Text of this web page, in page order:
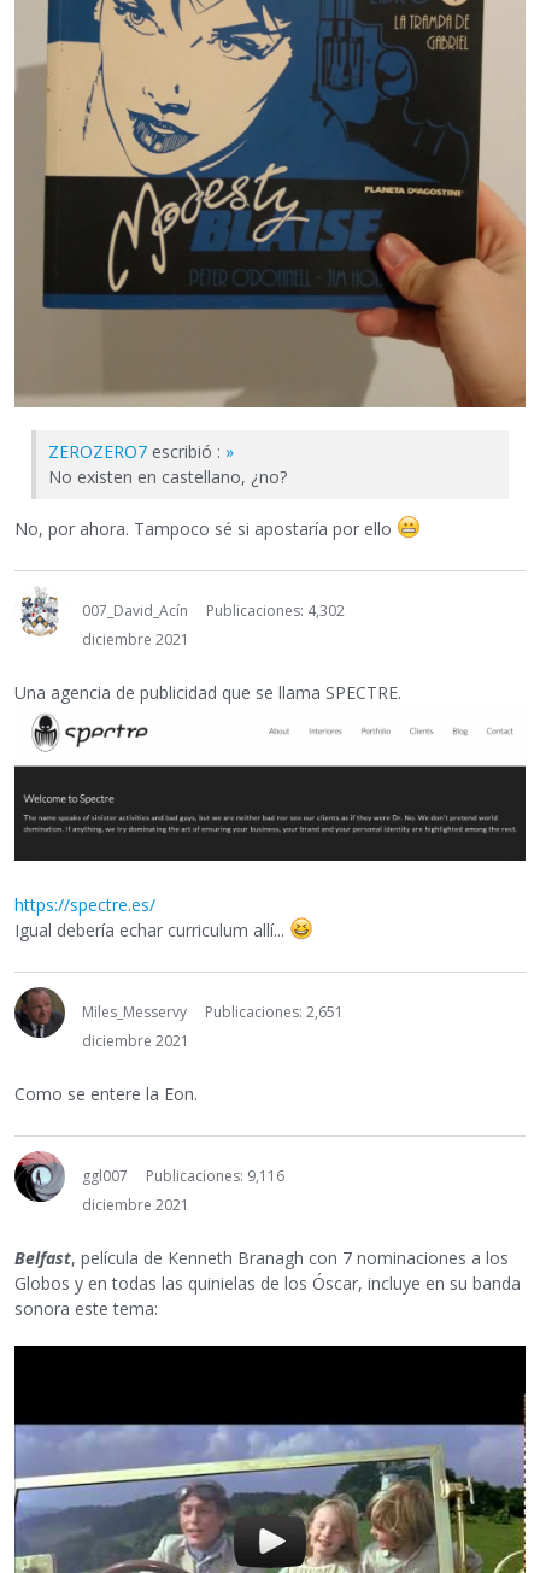
ZEROZERO7 escribió : »
No existen en castellano, ¿no?
No, por ahora. Tampoco sé si apostaría por ello
007_David_Acín
Publicaciones: 4,302
diciembre 2021
Una agencia de publicidad que se llama SPECTRE.
https://spectre.es/
Igual debería echar curriculum allí...
Miles_Messervy
Publicaciones: 2,651
diciembre 2021
Como se entere la Eon.
ggl007
Publicaciones: 9,116
diciembre 2021
Belfast, película de Kenneth Branagh con 7 nominaciones a los
Globos y en todas las quinielas de los Óscar, incluye en su banda
sonora este tema: